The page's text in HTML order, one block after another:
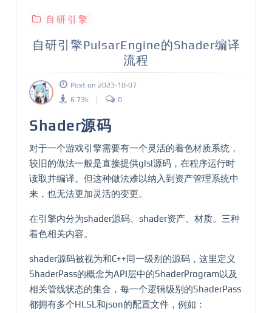
自研引擎
自研引擎PulsarEngine的Shader编译
流程
Post on 2023-10-07
6.73k
0
Shader源码
对于一个游戏引擎需要有一个灵活的着色材质系统，
较旧的做法一般是直接提供glsl源码，在程序运行时
读取并编译。但这种做法难以纳入到资产管理系统中
来，也无法更加灵活的变更。
在引擎内分为shader源码、shader资产、材质。三种
着色相关内容。
shader源码被视为和C++同一级别的源码，这里定义
ShaderPass的概念为API层中的ShaderProgram以及
相关管线状态的集合，每一个逻辑级别的ShaderPass
都拥有多个HLSL和json的配置文件，例如：